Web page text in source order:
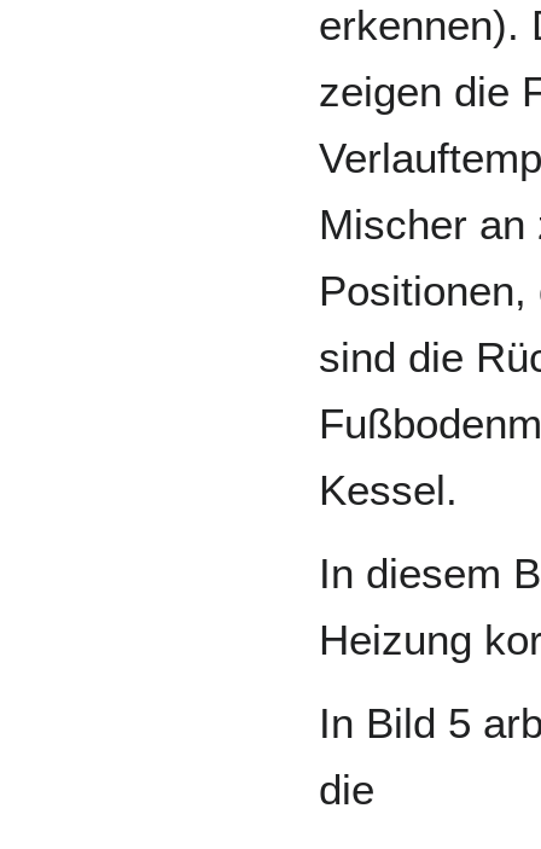
erkennen).
zeigen die
Mischer an
Positionen,
sind die
Kessel.
In diesem
Heizung
In Bild 5
die